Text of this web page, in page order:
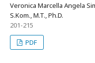
Veronica Marcella Angela
S.Kom., M.T., Ph.D.
201-215
PDF